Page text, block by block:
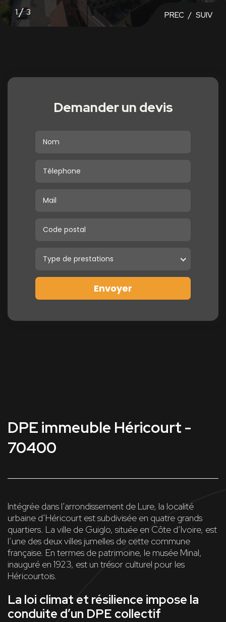
PREC / SUIV
1 3
Demander un devis
Type de prestations
Envoyer
DPE immeuble Héricourt -
70400
Intégrée dans l’arrondissement de Lure, la localité
urbaine d’Héricourt est subdivisée en quatre grands
quartiers. La ville de Guiglo, située en Côte d’Ivoire, est
l’une des deux villes jumelles de cette commune
française. En termes de patrimoine, le musée Minal,
inauguré en 1923, est un trésor culturel pour les
Héricourtois.
La loi climat et résilience impose la
conduite d’un DPE collectif